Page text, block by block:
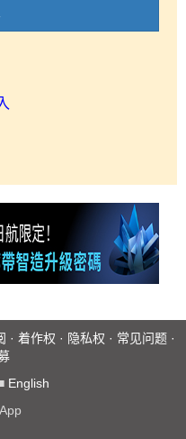
· 着作权 · 隐私权 · 常见问题 ·
English